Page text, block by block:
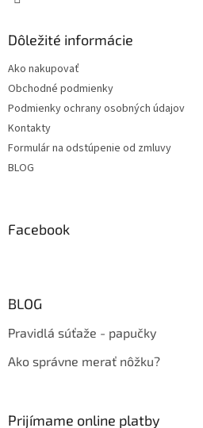
Dôležité informácie
Ako nakupovať
Obchodné podmienky
Podmienky ochrany osobných údajov
Kontakty
Formulár na odstúpenie od zmluvy
BLOG
Facebook
BLOG
Pravidlá súťaže - papučky
Ako správne merať nôžku?
Prijímame online platby